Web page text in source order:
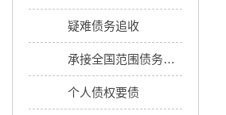
疑难债务追收
承接全国范围债务追收
个人债权要债